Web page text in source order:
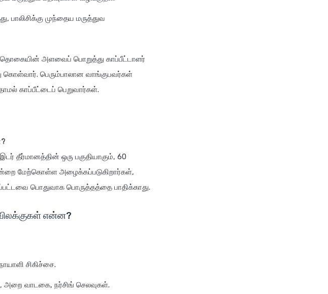
பாலிசிக்கு முந்தைய மருத்துவ
தொகையின் அளவைப் பொறுத்து காப்பீட்டாளர்
பெரும்பாலான வாங்குபவர்கள்
காப்பீட்டைப் பெறுவார்கள்.
தீர்மானத்தின் ஒரு பகுதியாகும், 60
மேற்கொள்ள அழைக்கப்படுகிறார்கள்,
பொதுவாக பொருத்தத்தை பாதிக்காது.
என்ன?
சிகிச்சை.
அறை வாடகை, நர்சிங் செலவுகள்.